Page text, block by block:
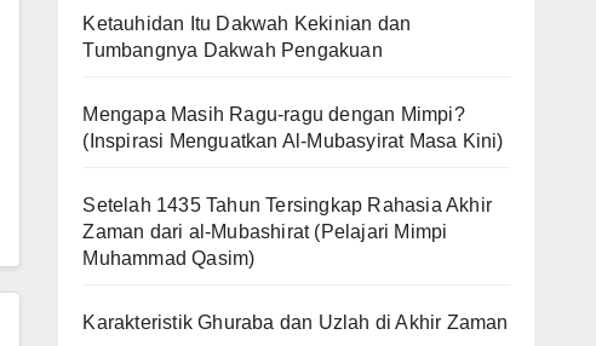
Ketauhidan Itu Dakwah Kekinian dan
Tumbangnya Dakwah Pengakuan
Mengapa Masih Ragu-ragu dengan Mimpi?
(Inspirasi Menguatkan Al-Mubasyirat Masa Kini)
Setelah 1435 Tahun Tersingkap Rahasia Akhir
Zaman dari al-Mubashirat (Pelajari Mimpi
Muhammad Qasim)
Karakteristik Ghuraba dan Uzlah di Akhir Zaman